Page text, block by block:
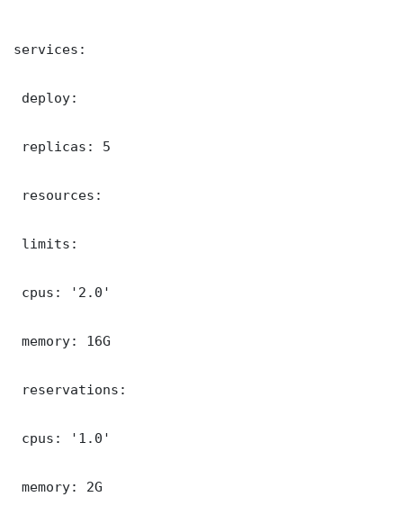
services:
deploy:
replicas: 5
resources:
limits:
cpus: '2.0'
memory: 16G
reservations:
cpus: '1.0'
memory: 2G